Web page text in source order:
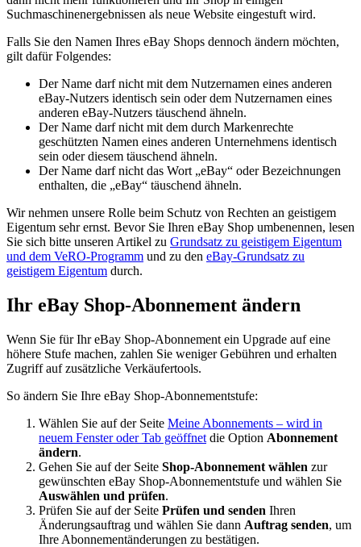
Suchmaschinenergebnissen als neue Website eingestuft wird.
Falls Sie den Namen Ihres eBay Shops dennoch ändern möchten,
gilt dafür Folgendes:
Der Name darf nicht mit dem Nutzernamen eines anderen
eBay-Nutzers identisch sein oder dem Nutzernamen eines
anderen eBay-Nutzers täuschend ähneln.
Der Name darf nicht mit dem durch Markenrechte
geschützten Namen eines anderen Unternehmens identisch
sein oder diesem täuschend ähneln.
Der Name darf nicht das Wort „eBay“ oder Bezeichnungen
enthalten, die „eBay“ täuschend ähneln.
Wir nehmen unsere Rolle beim Schutz von Rechten an geistigem
Eigentum sehr ernst. Bevor Sie Ihren eBay Shop umbenennen, lesen
Sie sich bitte unseren Artikel zu Grundsatz zu geistigem Eigentum
und dem VeRO-Programm und zu den eBay-Grundsatz zu
geistigem Eigentum durch.
Ihr eBay Shop-Abonnement ändern
Wenn Sie für Ihr eBay Shop-Abonnement ein Upgrade auf eine
höhere Stufe machen, zahlen Sie weniger Gebühren und erhalten
Zugriff auf zusätzliche Verkäufertools.
So ändern Sie Ihre eBay Shop-Abonnementstufe:
Wählen Sie auf der Seite Meine Abonnements – wird in
neuem Fenster oder Tab geöffnet die Option Abonnement
ändern.
Gehen Sie auf der Seite Shop-Abonnement wählen zur
gewünschten eBay Shop-Abonnementstufe und wählen Sie
Auswählen und prüfen.
Prüfen Sie auf der Seite Prüfen und senden Ihren
Änderungsauftrag und wählen Sie dann Auftrag senden, um
Ihre Abonnementänderungen zu bestätigen.